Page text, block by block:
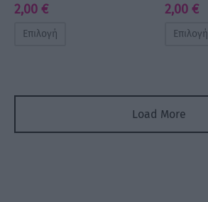
2,00 €
Επιλογή
2,00 €
Επιλογή
Load More